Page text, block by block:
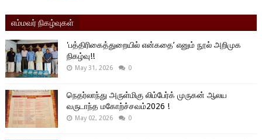
எம்மவர் நிகழ்வுகள்
'பத்திரிகைத்துறையில் என்கதை’ எனும் நூல் அறிமுக
நிகழ்வு!!
May 31, 2026 0
நெதர்லாந்து அருள்மிகு லிம்பேர்க் முருகன் ஆலய
வருடாந்த மகோற்ச்சவம்2026 !
May 02, 2026 0